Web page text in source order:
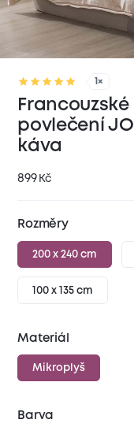
1×
povlečení
káva
899 Kč
Rozměry
200 x 240 cm
100 x 135 cm
Materiál
Mikroplyš
Barva